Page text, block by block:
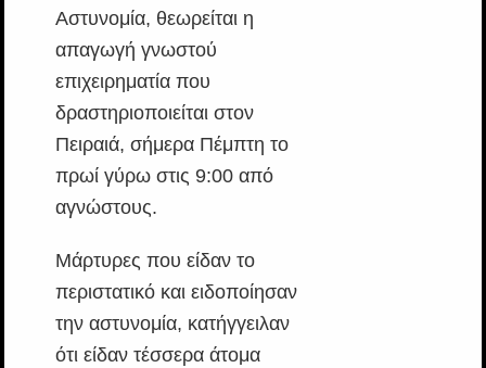
Αστυνομία, θεωρείται η
απαγωγή γνωστού
επιχειρηματία που
δραστηριοποιείται στον
Πειραιά, σήμερα Πέμπτη το
πρωί γύρω στις 9:00 από
αγνώστους.
Μάρτυρες που είδαν το
περιστατικό και ειδοποίησαν
την αστυνομία, κατήγγειλαν
ότι είδαν τέσσερα άτομα